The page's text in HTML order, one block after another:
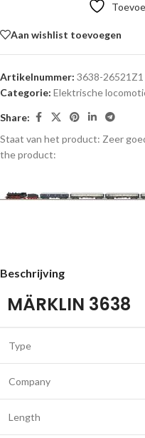
Aan wishlist toevoegen
Artikelnummer: 3638-26521Z1
Categorie: Elektrische
Share:
Staat van het product: Zeer
the product:
Beschrijving
MÄRKLIN 3638
Type
Company
Length